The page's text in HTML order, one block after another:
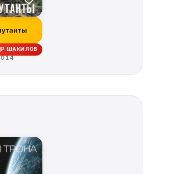
ТУДАКОВ, РАДИЙ ВЛАДИМИРОВИЧ РАДУТНЫЙ
ШАКИЛОВ